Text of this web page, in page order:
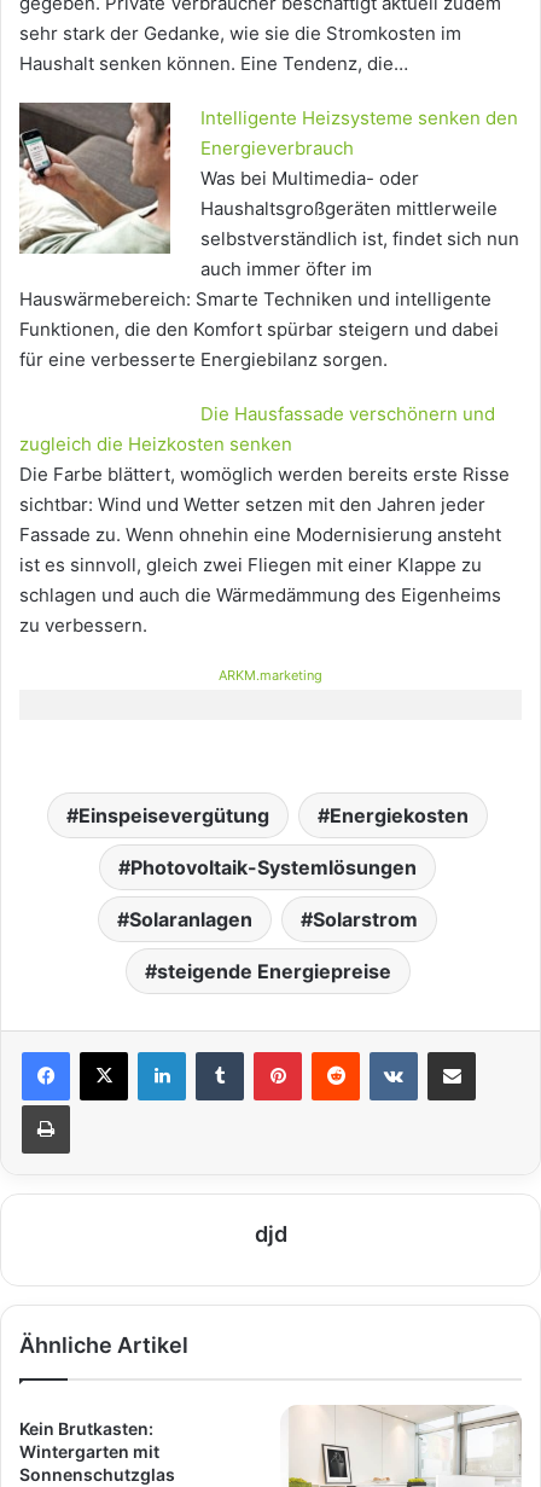
sehr stark der Gedanke, wie sie die Stromkosten im
Haushalt senken können. Eine Tendenz, die…
Intelligente Heizsysteme senken den
Energieverbrauch
Was bei Multimedia- oder
Haushaltsgroßgeräten mittlerweile
selbstverständlich ist, findet sich nun
auch immer öfter im
Hauswärmebereich: Smarte Techniken und intelligente
Funktionen, die den Komfort spürbar steigern und dabei
für eine verbesserte Energiebilanz sorgen.
Die Hausfassade verschönern und
zugleich die Heizkosten senken
Die Farbe blättert, womöglich werden bereits erste Risse
sichtbar: Wind und Wetter setzen mit den Jahren jeder
Fassade zu. Wenn ohnehin eine Modernisierung ansteht
ist es sinnvoll, gleich zwei Fliegen mit einer Klappe zu
schlagen und auch die Wärmedämmung des Eigenheims
zu verbessern.
ARKM.marketing
Einspeisevergütung Energiekosten
Photovoltaik-Systemlösungen
Solaranlagen Solarstrom
steigende Energiepreise
djd
Ähnliche Artikel
Kein Brutkasten:
Wintergarten mit
Sonnenschutzglas